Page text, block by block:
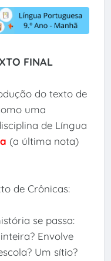
FINAL
do texto de
uma
de Língua
(a última nota)
de Crônicas:
se passa:
Envolve
Um sítio?